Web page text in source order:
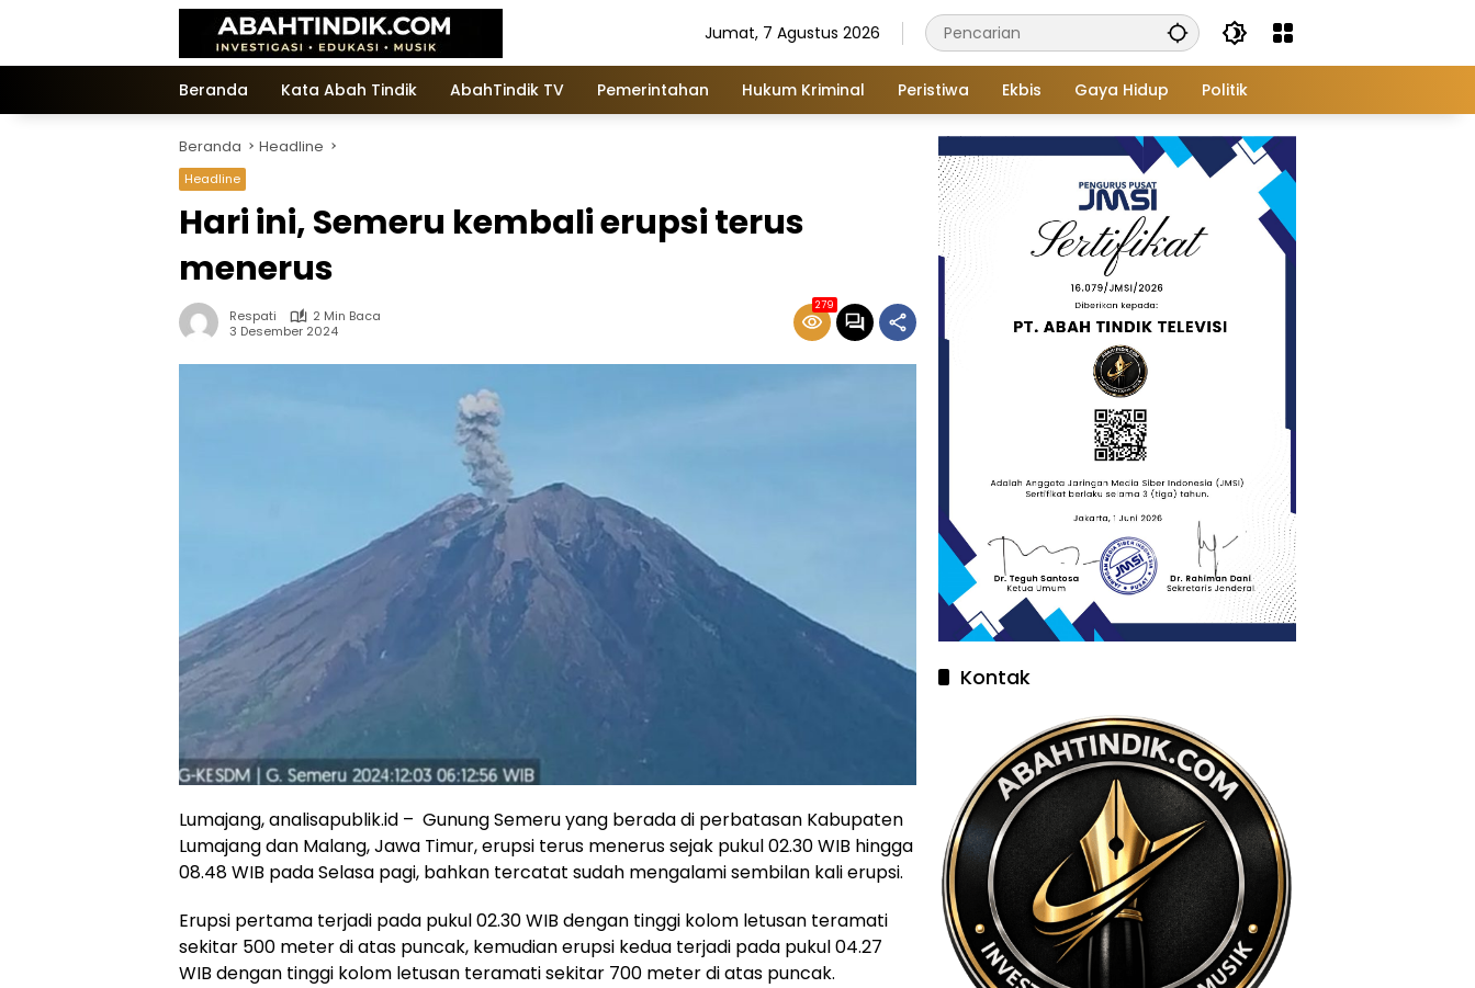
Jumat, 7 Agustus 2026
Beranda Kata Abah Tindik AbahTindik TV Pemerintahan Hukum Kriminal Peristiwa Ekbis Gaya Hidup Politik
Beranda Headline
Headline
Hari ini, Semeru kembali erupsi terus
menerus
Respati
2 Min Baca
3 Desember 2024
279
Lumajang, analisapublik.id – Gunung Semeru yang berada di perbatasan Kabupaten
Lumajang dan Malang, Jawa Timur, erupsi terus menerus sejak pukul 02.30 WIB hingga
08.48 WIB pada Selasa pagi, bahkan tercatat sudah mengalami sembilan kali erupsi.
Erupsi pertama terjadi pada pukul 02.30 WIB dengan tinggi kolom letusan teramati
sekitar 500 meter di atas puncak, kemudian erupsi kedua terjadi pada pukul 04.27
WIB dengan tinggi kolom letusan teramati sekitar 700 meter di atas puncak.
Kontak